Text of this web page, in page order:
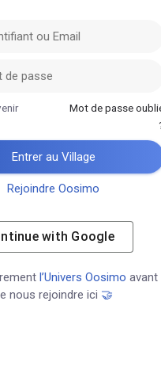
Mot de passe
Entrer au Village
Rejoindre Oosimo
with Google
l’Univers Oosimo avant
nous rejoindre ici 🤝